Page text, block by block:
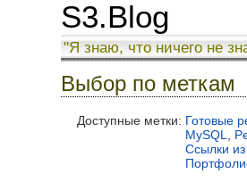
S3.Blog
"Я знаю, что ничего не
Выбор по меткам
Доступные метки: Готовые
MySQL
Ссылки из